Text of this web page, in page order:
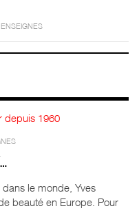
le monde, Yves
beauté en Europe. Pour